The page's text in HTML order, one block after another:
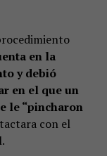
en la
y debió
en el que un
le “pincharon
con el